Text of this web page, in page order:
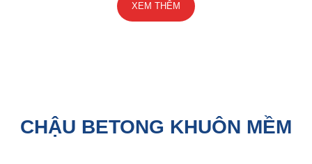
XEM THÊM
CHẬU BETONG KHUÔN MỀM